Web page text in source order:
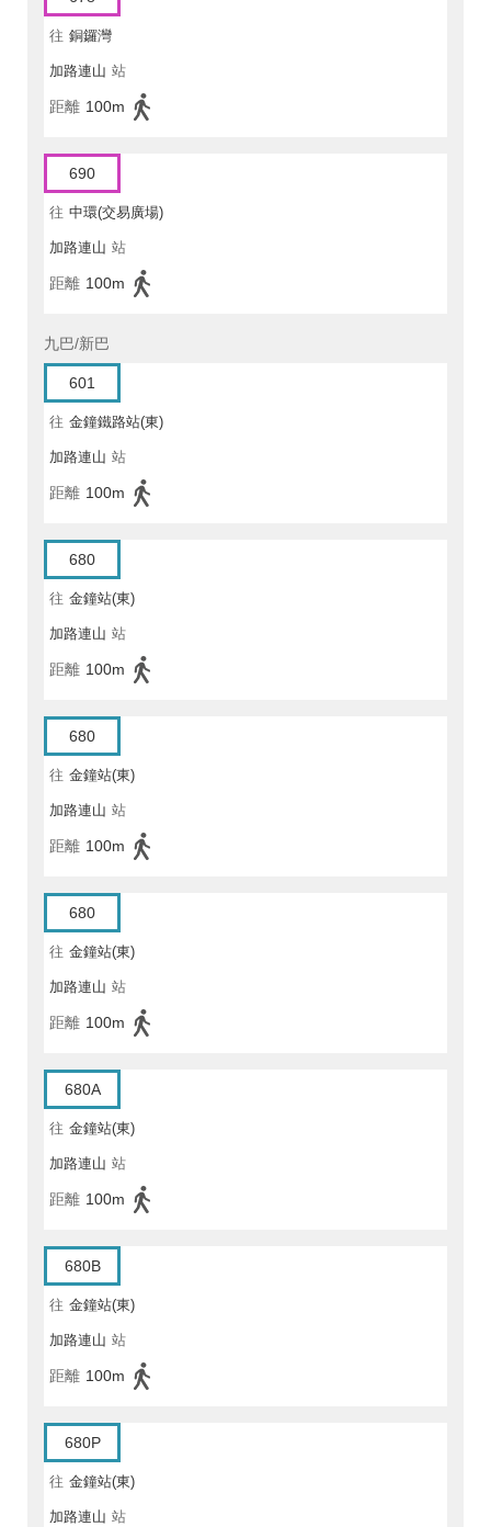
往 銅鑼灣
加路連山 站
距離 100m
690
往 中環(交易廣場)
加路連山 站
距離 100m
九巴/新巴
601
往 金鐘鐵路站(東)
加路連山 站
距離 100m
680
往 金鐘站(東)
加路連山 站
距離 100m
680
往 金鐘站(東)
加路連山 站
距離 100m
680
往 金鐘站(東)
加路連山 站
距離 100m
680A
往 金鐘站(東)
加路連山 站
距離 100m
680B
往 金鐘站(東)
加路連山 站
距離 100m
680P
往 金鐘站(東)
加路連山 站